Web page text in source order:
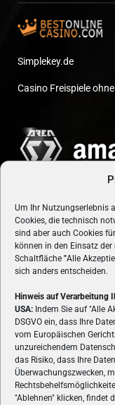
Um Ihr Nutzungserlebnis
Cookies, die technisch
sind aber auch Cookies
können in den Einsatz
Schaltfläche "Alle
sich anders entscheiden.
Hinweis auf Verarbeitung
USA: Indem Sie auf "Alle
DSGVO ein, dass Ihre
vom Europäischen
unzureichendem
das Risiko, dass Ihre
Überwachungszwecken,
"Ablehnen" klicken, findet
Simplekey.de
Casino Freispiele
VON GAMERN,
Spielemagazin
Reviews und
Hardware